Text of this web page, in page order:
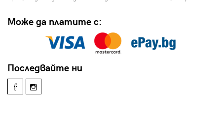
Може да платите с:
Последвайте ни